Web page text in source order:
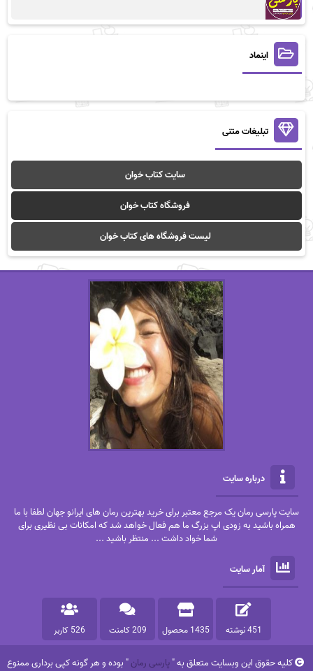
اینماد
تبلیغات متنی
سایت کتاب خوان
فروشگاه کتاب خوان
لیست فروشگاه های کتاب خوان
درباره سایت
سایت پارسی رمان یک مرجع معتبر برای خرید بهترین رمان های ایرانو جهان لطفا با ما
همراه باشید به زودی اپ بزرگ ما هم فعال خواهد شد که امکانات بی نظیری برای
شما خواد داشت ... منتظر باشید ...
آمار سایت
451 نوشته 1435 محصول 209 کامنت 526 کاربر
کلیه حقوق این وبسایت متعلق به "پارسی رمان" بوده و هر گونه کپی برداری ممنوع